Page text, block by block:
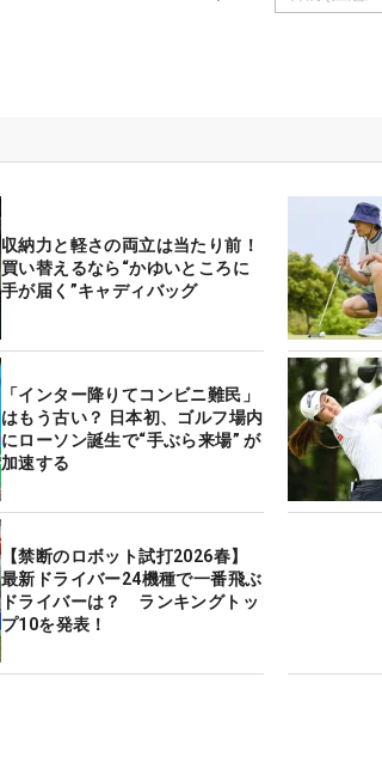
収納力と軽さの両立は当たり前！
買い替えるなら“かゆいところに
手が届く”キャディバッグ
「インター降りてコンビニ難民」
はもう古い？ 日本初、ゴルフ場内
にローソン誕生で“手ぶら来場” が
加速する
【禁断のロボット試打2026春】
最新ドライバー24機種で一番飛ぶ
ドライバーは？ ランキングトッ
プ10を発表！